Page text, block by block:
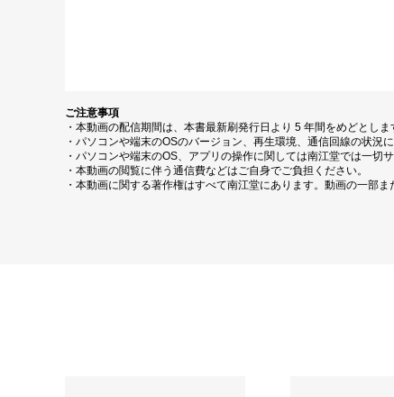
ご注意事項
・本動画の配信期間は、本書最新刷発行日より 5 年間をめどとし
・パソコンや端末のOSのバージョン、再生環境、通信回線の状況
・パソコンや端末のOS、アプリの操作に関しては南江堂では一切
・本動画の閲覧に伴う通信費などはご自身でご負担ください。
・本動画に関する著作権はすべて南江堂にあります。動画の一部